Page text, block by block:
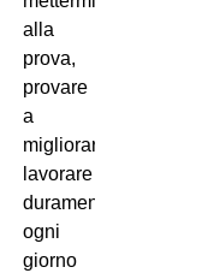
alla
prova,
provare
a
migliorare,
lavorare
duramente
ogni
giorno